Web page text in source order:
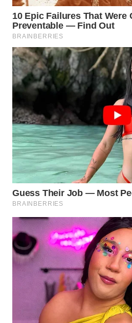
WN
LABUHANBATU
WN
TAPANULI
TENGAH
SERDANG
WN
TEBING
TINGGI
PAKPAK
WN
KARAWANG
WN
BEKASI
BOGOR